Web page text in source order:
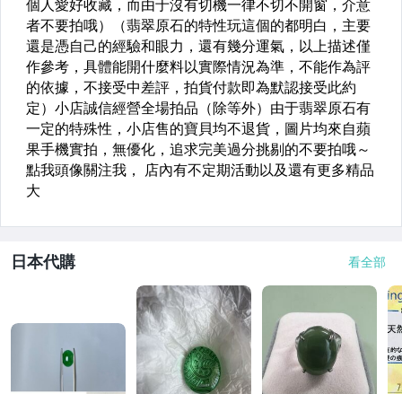
日本代購 看全部